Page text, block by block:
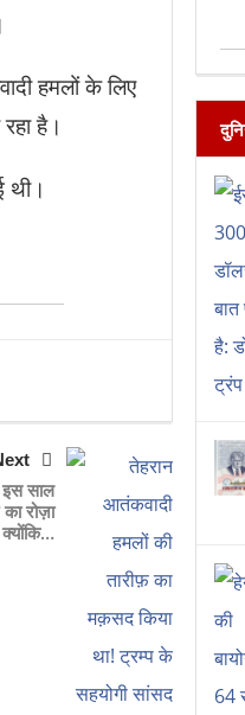
हमलों के लिए
है।
थी।
इस साल
रोज़ा